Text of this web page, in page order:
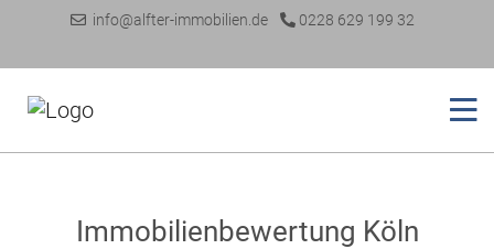
info@alfter-immobilien.de 0228 629 199 32
Immobilienbewertung Köln